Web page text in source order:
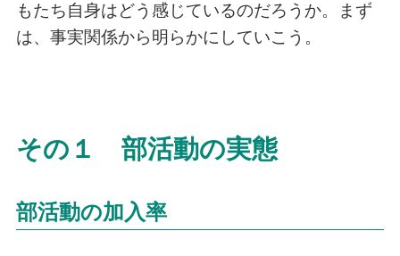
もたち自身はどう感じているのだろうか。まず
は、事実関係から明らかにしていこう。
その１ 部活動の実態
部活動の加入率